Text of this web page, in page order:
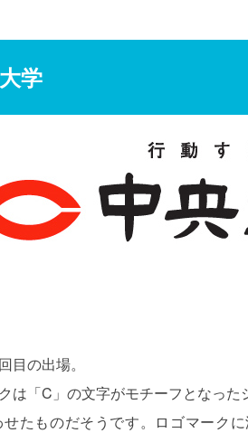
学
目の出場。
は「C」の文字がモチーフとなっ
せたものだそうです。ロゴマーク